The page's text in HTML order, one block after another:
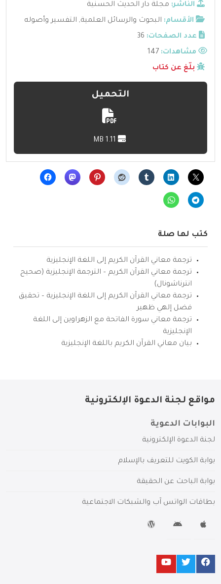
الناشر: مجلة دار الحديث الحسنية
الأقسام: البحوث والرسائل العلمية, التفسير وأصوله
عدد الصفحات: 36
مشاهدات:
بلّغ عن كتاب
التحميل
كتب لها صلة
ترجمة معاني القرآن الكريم إلى اللغة الإنجليزية
ترجمة معاني القرآن الكريم – الترجمة الإنجليزية (صحيح
انترناشونال)
ترجمة معاني القرآن الكريم إلى اللغة الإنجليزية – تحقيق
فضل إلهي ظهير
ترجمة معاني سورة الفاتحة مع الزهراوين إلى اللغة
الإنجليزية
بيان معاني القرآن الكريم باللغة الإنجليزية
مواقع لجنة الدعوة الإلكترونية
البوابات الدعوية
لجنة الدعوة الإلكترونية
بوابة الكويت للتعريف بالإسلام
بوابة الباحث عن الحقيقة
بطاقات الواتس آب والشبكات الاجتماعية